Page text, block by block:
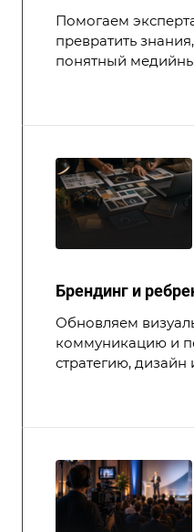
Помогаем
превратить
понятный
Брендинг и
Обновляем
коммуникацию и
стратегию, дизайн